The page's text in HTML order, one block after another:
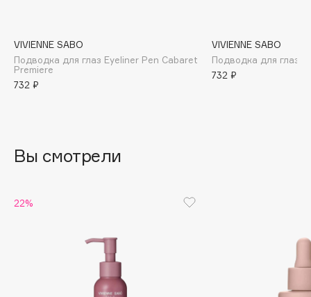
Baffy
Beauty Bomb
Beverly Hills Polo Club
VIVIENNE SABO
Подводка для глаз Eyeliner Pen Cabaret
Premiere
732 ₽
VIVIENNE SABO
Подводка для глаз
732 ₽
Вы смотрели
22%